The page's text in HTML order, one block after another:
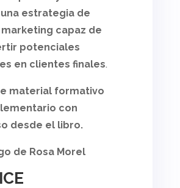
estrategia de
capaz de
potenciales
en clientes finales.
material formativo
con
desde el libro.
de Rosa Morel